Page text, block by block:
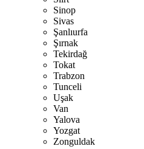
Sinop
Sivas
Şanlıurfa
Şırnak
Tekirdağ
Tokat
Trabzon
Tunceli
Uşak
Van
Yalova
Yozgat
Zonguldak